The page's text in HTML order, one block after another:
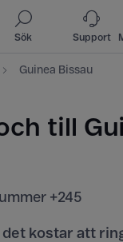
Sök Support
Guinea Bissau
till
+245
det kostar att